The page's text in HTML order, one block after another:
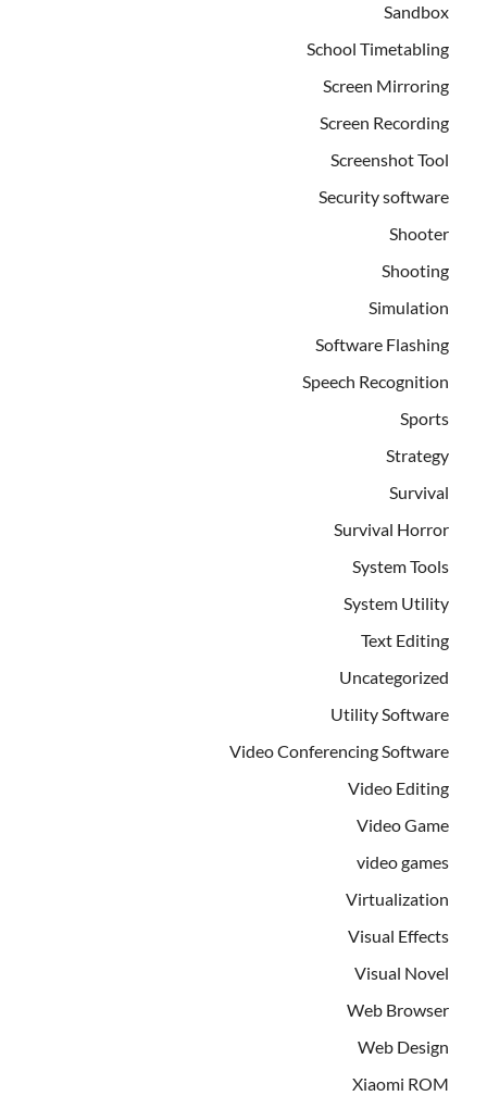
Sandbox
School Timetabling
Screen Mirroring
Screen Recording
Screenshot Tool
Security software
Shooter
Shooting
Simulation
Software Flashing
Speech Recognition
Sports
Strategy
Survival
Survival Horror
System Tools
System Utility
Text Editing
Uncategorized
Utility Software
Video Conferencing Software
Video Editing
Video Game
video games
Virtualization
Visual Effects
Visual Novel
Web Browser
Web Design
Xiaomi ROM